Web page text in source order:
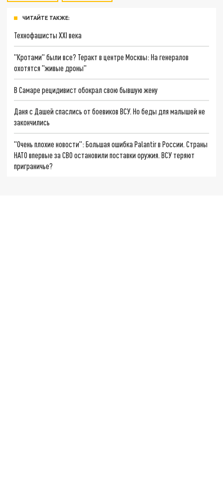
ЧИТАЙТЕ ТАКЖЕ:
Технофашисты XXI века
"Кротами" были все? Теракт в центре Москвы: На генералов
охотятся "живые дроны"
В Самаре рецидивист обокрал свою бывшую жену
Даня с Дашей спаслись от боевиков ВСУ. Но беды для малышей не
закончились
"Очень плохие новости": Большая ошибка Palantir в России. Страны
НАТО впервые за СВО остановили поставки оружия. ВСУ теряют
приграничье?